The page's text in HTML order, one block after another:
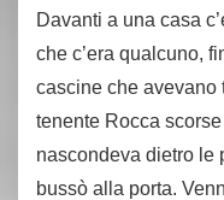
Davanti a una casa
che c’era qualcuno,
cascine che avevano
tenente Rocca
nascondeva dietro le
bussò alla porta.